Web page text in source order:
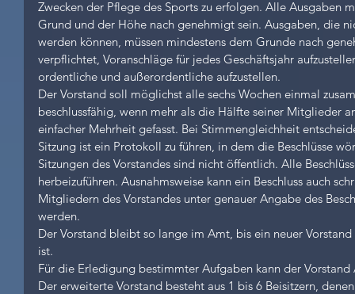
Zwecken der Pflege des Sports zu erfolgen. Alle Ausgaben
Grund und der Höhe nach genehmigt sein. Ausgaben, die
werden können, müssen mindestens dem Grunde nach
verpflichtet, Voranschläge für jedes Geschäftsjahr
ordentliche und außerordentliche aufzustellen.
Der Vorstand soll möglichst alle sechs Wochen einmal
beschlussfähig, wenn mehr als die Hälfte seiner Mitglieder
einfacher Mehrheit gefasst. Bei Stimmengleichheit
Sitzung ist ein Protokoll zu führen, in dem die Beschlüsse
Sitzungen des Vorstandes sind nicht öffentlich. Alle
herbeizuführen. Ausnahmsweise kann ein Beschluss auch
Mitgliedern des Vorstandes unter genauer Angabe des
werden.
Der Vorstand bleibt so lange im Amt, bis ein neuer
ist.
Für die Erledigung bestimmter Aufgaben kann der Vorstand
Der erweiterte Vorstand besteht aus 1 bis 6 Beisitzern,